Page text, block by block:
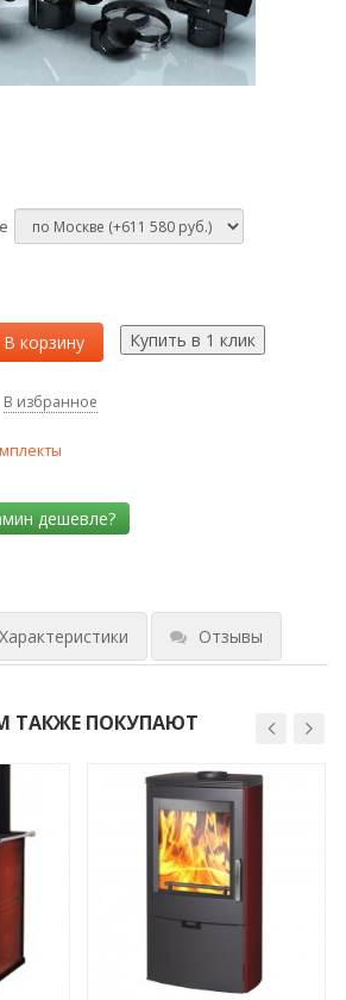
В корзину
В избранное
Характеристики Отзывы
ТАКЖЕ ПОКУПАЮТ